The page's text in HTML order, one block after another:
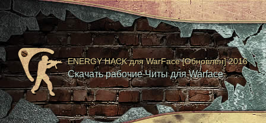
ENERGY HACK для WarFace [Обновлен] 2016
Скачать рабочие Читы для Warface